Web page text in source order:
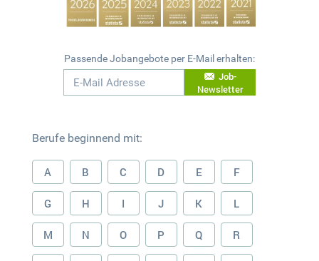
Passende Jobangebote per E-Mail erhalten:
Job-
Newsletter
Berufe beginnend mit:
A B C D E F
G H I J K L
M N O P Q R